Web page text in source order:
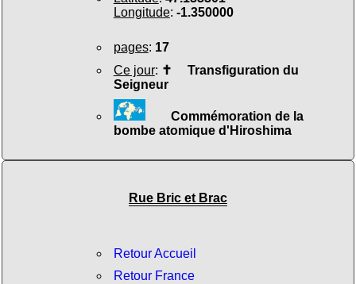
Longitude: -1.350000
pages: 17
Ce jour: ✝ Transfiguration du
Seigneur
Commémoration de la
bombe atomique d'Hiroshima
Rue Bric et Brac
Retour Accueil
Retour France